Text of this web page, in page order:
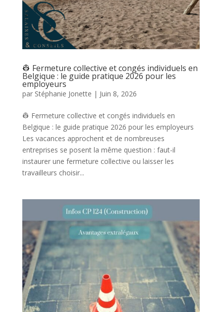
👷 Fermeture collective et congés individuels en
Belgique : le guide pratique 2026 pour les
employeurs
par Stéphanie Jonette | Juin 8, 2026
👷 Fermeture collective et congés individuels en
Belgique : le guide pratique 2026 pour les employeurs
Les vacances approchent et de nombreuses
entreprises se posent la même question : faut-il
instaurer une fermeture collective ou laisser les
travailleurs choisir...